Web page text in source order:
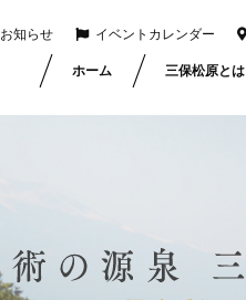
お知らせ イベントカレンダー
ホーム 三保松原とは